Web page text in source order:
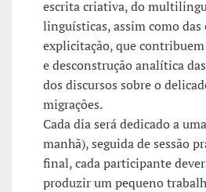
escrita criativa, do
linguísticas, assim como
explicitação, que
e desconstrução analítica
dos discursos sobre o
migrações.
Cada dia será dedicado a
manhã), seguida de sessão
final, cada participante
produzir um pequeno